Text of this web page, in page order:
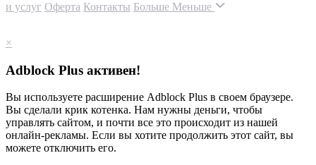
и услуг Оферта Контакты Больше Меньше
×
Adblock Plus активен!
Вы используете расширение Adblock Plus в своем браузере.
Вы сделали крик котенка. Нам нужны деньги, чтобы
управлять сайтом, и почти все это происходит из нашей
онлайн-рекламы. Если вы хотите продолжить этот сайт, вы
можете отключить его.